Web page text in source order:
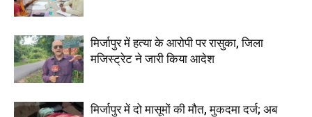
मिर्जापुर में हत्या के आरोपी पर रासुका, जिला
मजिस्ट्रेट ने जारी किया आदेश
मिर्जापुर में दो मासूमों की मौत, मुकदमा दर्ज; अब